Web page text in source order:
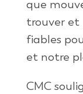
que
trouver et
fiables
et notre
CMC